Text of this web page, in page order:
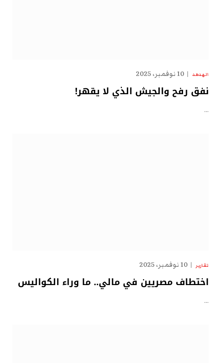
الهدهد 10 نوفمبر، 2025
نفق رفح والجيش الذي لا يقهر!
…
تقارير 10 نوفمبر، 2025
اختطاف مصريين في مالي.. ما وراء الكواليس
…